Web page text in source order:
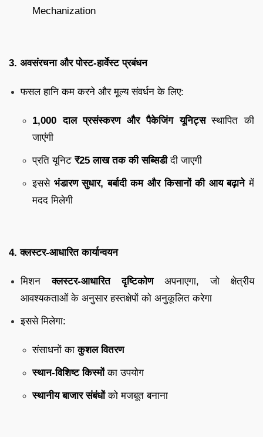
Mechanization
3. अवसंरचना और पोस्ट-हार्वेस्ट प्रबंधन
फसल हानि कम करने और मूल्य संवर्धन के लिए:
1,000 दाल प्रसंस्करण और पैकेजिंग यूनिट्सस्थापित की
जाएंगी
प्रति यूनिट ₹25 लाख तक की सब्सिडीदी जाएगी
इससे भंडारण सुधार, बर्बादी कम और किसानों की आय बढ़ानेमें
मदद मिलेगी
4. क्लस्टर-आधारित कार्यान्वयन
मिशनक्लस्टर-आधारित दृष्टिकोणअपनाएगा, जो क्षेत्रीय
आवश्यकताओं के अनुसार हस्तक्षेपों को अनुकूलित करेगा
इससे मिलेगा:
संसाधनों काकुशल वितरण
स्थान-विशिष्ट किस्मोंका उपयोग
स्थानीय बाजार संबंधोंको मजबूत बनाना